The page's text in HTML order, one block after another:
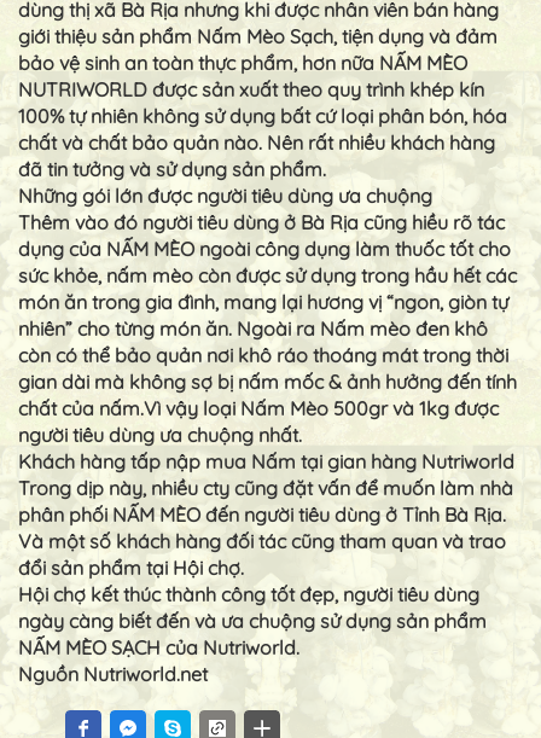
dùng thị xã Bà Rịa nhưng khi được nhân viên bán hàng
giới thiệu sản phẩm Nấm Mèo Sạch, tiện dụng và đảm
bảo vệ sinh an toàn thực phẩm, hơn nữa NẤM MÈO
NUTRIWORLD được sản xuất theo quy trình khép kín
100% tự nhiên không sử dụng bất cứ loại phân bón, hóa
chất và chất bảo quản nào. Nên rất nhiều khách hàng
đã tin tưởng và sử dụng sản phẩm.
Những gói lớn được người tiêu dùng ưa chuộng
Thêm vào đó người tiêu dùng ở Bà Rịa cũng hiều rõ tác
dụng của NẤM MÈO ngoài công dụng làm thuốc tốt cho
sức khỏe, nấm mèo còn được sử dụng trong hầu hết các
món ăn trong gia đình, mang lại hương vị “ngon, giòn tự
nhiên” cho từng món ăn. Ngoài ra Nấm mèo đen khô
còn có thể bảo quản nơi khô ráo thoáng mát trong thời
gian dài mà không sợ bị nấm mốc & ảnh hưởng đến tính
chất của nấm.Vì vậy loại Nấm Mèo 500gr và 1kg được
người tiêu dùng ưa chuộng nhất.
Khách hàng tấp nập mua Nấm tại gian hàng Nutriworld
Trong dịp này, nhiều cty cũng đặt vấn để muốn làm nhà
phân phối NẤM MÈO đến người tiêu dùng ở Tỉnh Bà Rịa.
Và một số khách hàng đối tác cũng tham quan và trao
đổi sản phẩm tại Hội chợ.
Hội chợ kết thúc thành công tốt đẹp, người tiêu dùng
ngày càng biết đến và ưa chuộng sử dụng sản phẩm
NẤM MÈO SẠCH của Nutriworld.
Nguồn Nutriworld.net